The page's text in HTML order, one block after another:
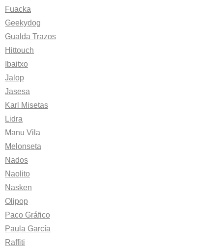
Fuacka
Geekydog
Gualda Trazos
Hittouch
Ibaitxo
Jalop
Jasesa
Karl Misetas
Lidra
Manu Vila
Melonseta
Nados
Naolito
Nasken
Olipop
Paco Gráfico
Paula García
Raffiti